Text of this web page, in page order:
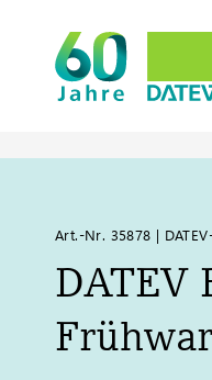
Art.-Nr. 35878 |
DATEV